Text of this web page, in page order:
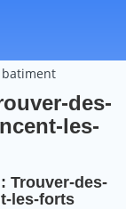
des-
les-
Trouver-des-
les-forts